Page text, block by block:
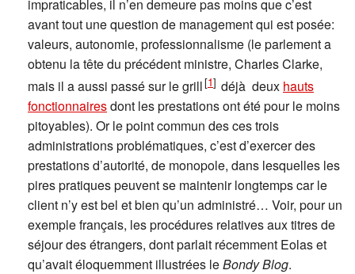
impraticables, il n’en demeure pas moins que c’est
avant tout une question de management qui est posée:
valeurs, autonomie, professionnalisme (le parlement a
obtenu la tête du précédent ministre, Charles Clarke,
mais il a aussi passé sur le grill[1] déjà deux hauts
fonctionnairesdont les prestations ont été pour le moins
pitoyables). Or le point commun des ces trois
administrations problématiques, c’est d’exercer des
prestations d’autorité, de monopole, dans lesquelles les
pires pratiques peuvent se maintenir longtemps car le
client n’y est bel et bien qu’un administré… Voir, pour un
exemple français, les procédures relatives aux titres de
séjour des étrangers, dont parlait récemment Eolas et
qu’avait éloquemment illustrées leBondy Blog.